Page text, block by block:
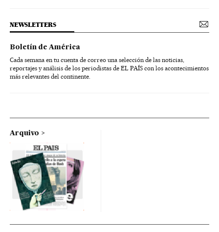
NEWSLETTERS
Boletín de América
Cada semana en tu cuenta de correo una selección de las noticias,
reportajes y análisis de los periodistas de EL PAÍS con los acontecimientos
más relevantes del continente.
Arquivo